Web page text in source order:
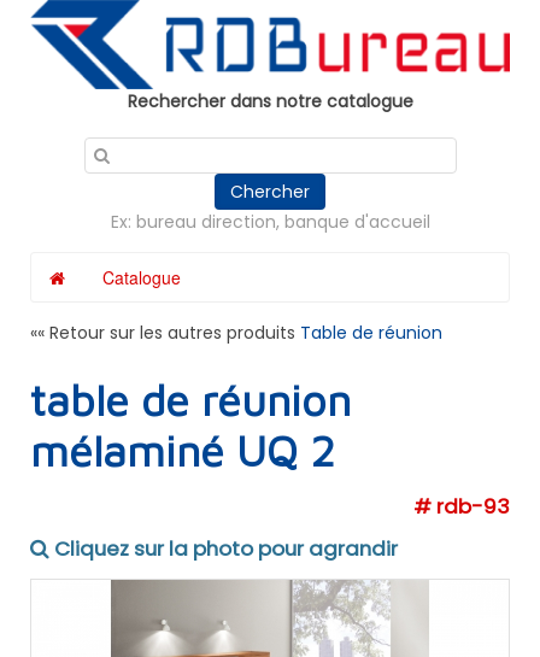
Rechercher dans notre catalogue
Chercher
Ex: bureau direction, banque d'accueil
Catalogue
«« Retour sur les autres produits Table de réunion
table de réunion
mélaminé UQ 2
# rdb-93
Cliquez sur la photo pour agrandir
Panneau de gestion des cookies